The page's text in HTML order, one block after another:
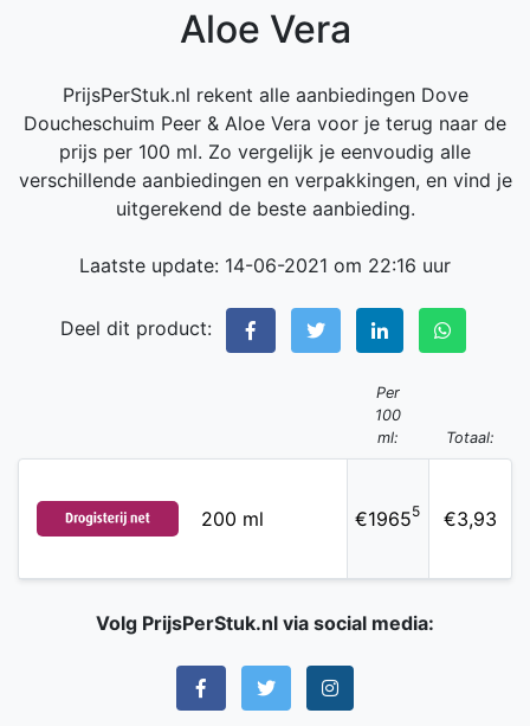
Aloe Vera
PrijsPerStuk.nl rekent alle aanbiedingen Dove
Doucheschuim Peer & Aloe Vera voor je terug naar de
prijs per 100 ml. Zo vergelijk je eenvoudig alle
verschillende aanbiedingen en verpakkingen, en vind je
uitgerekend de beste aanbieding.
Laatste update: 14-06-2021 om 22:16 uur
Deel dit product:
Per
100
ml:
Totaal:
200 ml €19655 €3,93
Volg PrijsPerStuk.nl via social media: